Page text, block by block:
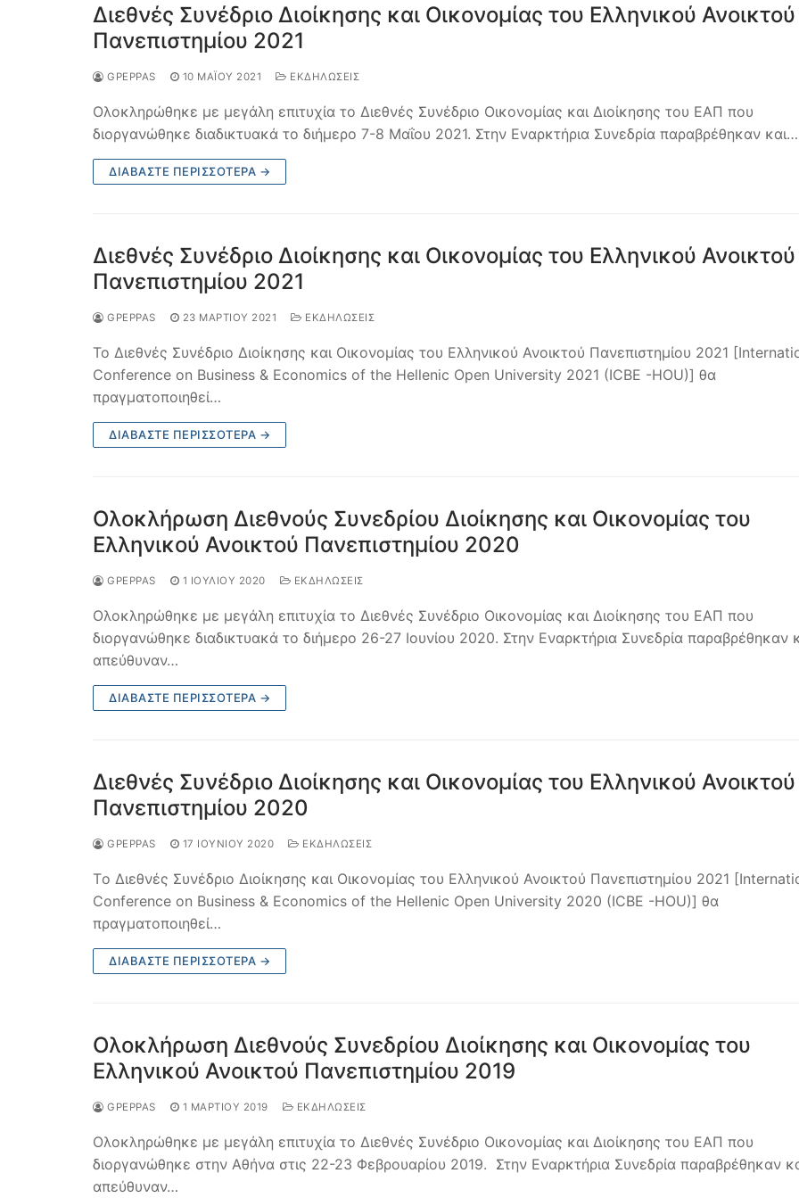
Διεθνές Συνέδριο Διοίκησης και Οικονομίας του Ελληνικού Ανοικτού
Πανεπιστημίου 2021
GPEPPAS 10 ΜΑΪ́ΟΥ 2021 ΕΚΔΗΛΩΣΕΙΣ
Ολοκληρώθηκε με μεγάλη επιτυχία το Διεθνές Συνέδριο Οικονομίας και Διοίκησης του ΕΑΠ που
διοργανώθηκε διαδικτυακά το διήμερο 7-8 Μαΐου 2021. Στην Εναρκτήρια Συνεδρία παραβρέθηκαν και…
ΔΙΑΒΆΣΤΕ ΠΕΡΙΣΣΌΤΕΡΑ →
Διεθνές Συνέδριο Διοίκησης και Οικονομίας του Ελληνικού Ανοικτού
Πανεπιστημίου 2021
GPEPPAS 23 ΜΑΡΤΊΟΥ 2021 ΕΚΔΗΛΩΣΕΙΣ
To Διεθνές Συνέδριο Διοίκησης και Οικονομίας του Ελληνικού Ανοικτού Πανεπιστημίου 2021
Conference on Business & Economics of the Hellenic Open University 2021 (ICBE -HOU)] θα
πραγματοποιηθεί…
ΔΙΑΒΆΣΤΕ ΠΕΡΙΣΣΌΤΕΡΑ →
Ολοκλήρωση Διεθνούς Συνεδρίου Διοίκησης και Οικονομίας του
Ελληνικού Ανοικτού Πανεπιστημίου 2020
GPEPPAS 1 ΙΟΥΛΊΟΥ 2020 ΕΚΔΗΛΩΣΕΙΣ
Ολοκληρώθηκε με μεγάλη επιτυχία το Διεθνές Συνέδριο Οικονομίας και Διοίκησης του ΕΑΠ που
διοργανώθηκε διαδικτυακά το διήμερο 26-27 Ιουνίου 2020. Στην Εναρκτήρια Συνεδρία παραβρέθηκαν
απεύθυναν…
ΔΙΑΒΆΣΤΕ ΠΕΡΙΣΣΌΤΕΡΑ →
Διεθνές Συνέδριο Διοίκησης και Οικονομίας του Ελληνικού Ανοικτού
Πανεπιστημίου 2020
GPEPPAS 17 ΙΟΥΝΊΟΥ 2020 ΕΚΔΗΛΩΣΕΙΣ
Τo Διεθνές Συνέδριο Διοίκησης και Οικονομίας του Ελληνικού Ανοικτού Πανεπιστημίου 2021
Conference on Business & Economics of the Hellenic Open University 2020 (ICBE -HOU)] θα
πραγματοποιηθεί…
ΔΙΑΒΆΣΤΕ ΠΕΡΙΣΣΌΤΕΡΑ →
Ολοκλήρωση Διεθνούς Συνεδρίου Διοίκησης και Οικονομίας του
Ελληνικού Ανοικτού Πανεπιστημίου 2019
GPEPPAS 1 ΜΑΡΤΊΟΥ 2019 ΕΚΔΗΛΩΣΕΙΣ
Ολοκληρώθηκε με μεγάλη επιτυχία το Διεθνές Συνέδριο Οικονομίας και Διοίκησης του ΕΑΠ που
διοργανώθηκε στην Αθήνα στις 22-23 Φεβρουαρίου 2019. Στην Εναρκτήρια Συνεδρία παραβρέθηκαν
απεύθυναν…